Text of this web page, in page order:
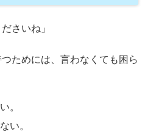
さいね」
ためには、言わなくても困ら
。
い。